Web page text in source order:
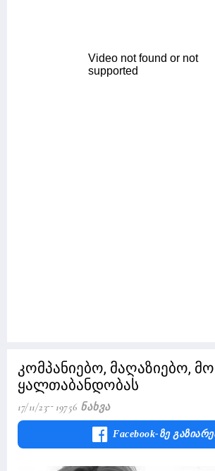
კომპანიებო, მაღაზიებო,
ყალთაბანდობას
17/11/23 19756 Ნახვა
Facebook-Ზე